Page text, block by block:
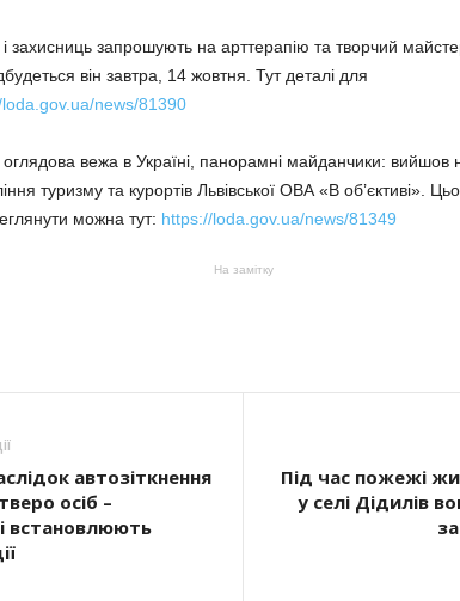
і захисниць запрошують на арттерапію та творчий
він завтра, 14 жовтня. Тут деталі для
news/81390
вежа в Україні, панорамні майданчики: вийшов
туризму та курортів Львівської ОВА «В об’єктиві».
можна тут: https://loda.gov.ua/news/81349
На замітку
автозіткнення
осіб –
встановлюють
Під час пожежі
у селі Дідилів